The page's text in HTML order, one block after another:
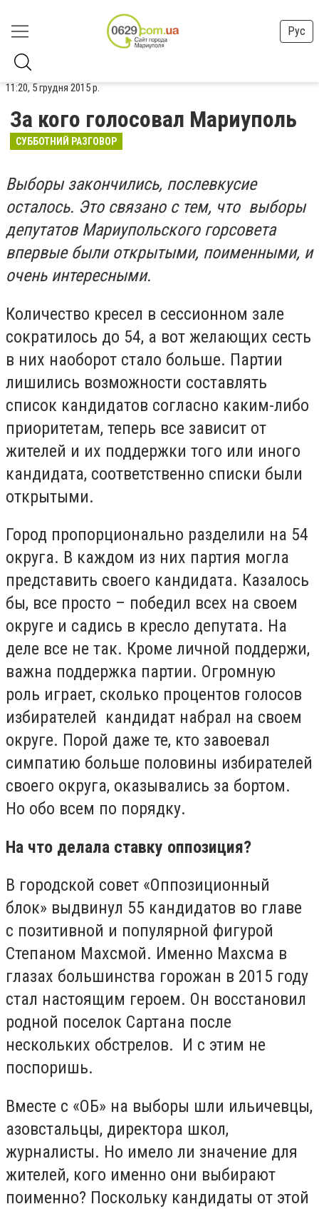
Рус
11:20, 5 грудня 2015 р.
За кого голосовал Мариуполь
СУББОТНИЙ РАЗГОВОР
Выборы закончились, послевкусие
осталось. Это связано с тем, что выборы
депутатов Мариупольского горсовета
впервые были открытыми, поименными, и
очень интересными.
Количество кресел в сессионном зале
сократилось до 54, а вот желающих сесть
в них наоборот стало больше. Партии
лишились возможности составлять
список кандидатов согласно каким-либо
приоритетам, теперь все зависит от
жителей и их поддержки того или иного
кандидата, соответственно списки были
открытыми.
Город пропорционально разделили на 54
округа. В каждом из них партия могла
представить своего кандидата. Казалось
бы, все просто – победил всех на своем
округе и садись в кресло депутата. На
деле все не так. Кроме личной поддержи,
важна поддержка партии. Огромную
роль играет, сколько процентов голосов
избирателей кандидат набрал на своем
округе. Порой даже те, кто завоевал
симпатию больше половины избирателей
своего округа, оказывались за бортом.
Но обо всем по порядку.
На что делала ставку оппозиция?
В городской совет «Оппозиционный
блок» выдвинул 55 кандидатов во главе
с позитивной и популярной фигурой
Степаном Махсмой. Именно Махсма в
глазах большинства горожан в 2015 году
стал настоящим героем. Он восстановил
родной поселок Сартана после
нескольких обстрелов. И с этим не
поспоришь.
Вместе с «ОБ» на выборы шли ильичевцы,
азовстальцы, директора школ,
журналисты. Но имело ли значение для
жителей, кого именно они выбирают
поименно? Поскольку кандидаты от этой